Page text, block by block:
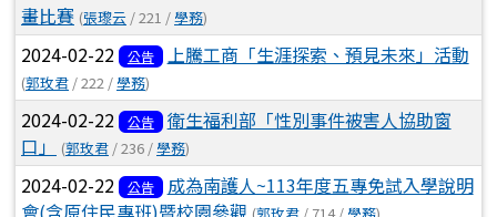
畫比賽 (張瓈云 / 221 /學務)
2024-02-22 公告 上騰工商「生涯探索、預見未來」活動
(郭玫君 / 222 /學務)
2024-02-22 公告
衛生福利部「性別事件被害人協助窗
口」
(郭玫君 / 236 /學務)
2024-02-22 公告
成為南護人~113年度五專免試入學說明